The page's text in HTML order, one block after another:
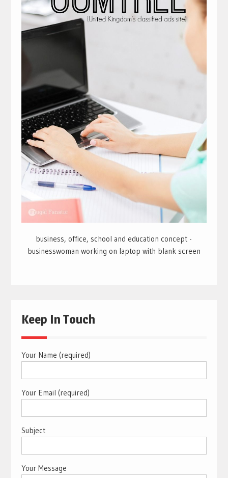
business, office, school and education concept -
businesswoman working on laptop with blank screen
Keep In Touch
Your Name (required)
Your Email (required)
Subject
Your Message